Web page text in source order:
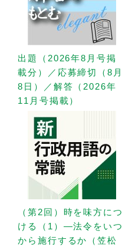
出題（2026年8月号掲
載分）／応募締切（8月
8日）／解答（2026年
11月号掲載）
（第2回）時を味方につ
ける（1）—法令をいつ
から施行するか（笠松